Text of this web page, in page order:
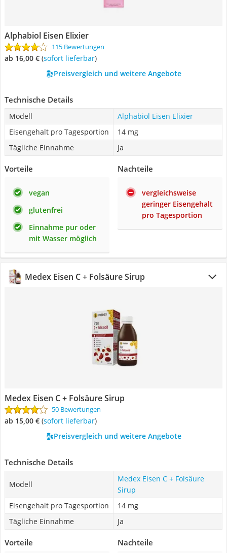
Alphabiol Eisen Elixier
115 Bewertungen
ab 16,00 € ( Sofort lieferbar)
Preisvergleich und weitere Angebote
Technische Details
Modell
Alphabiol Eisen Elixier
Eisengehalt pro Tagesportion
14 mg
Tägliche Einnahme
Ja
Vorteile
vegan
glutenfrei
Einnahme pur oder
mit Wasser möglich
Nachteile
vergleichsweise
geringer Eisengehalt
pro Tagesportion
Medex Eisen C + Folsäure Sirup
Medex Eisen C + Folsäure Sirup
50 Bewertungen
ab 15,00 € ( Sofort lieferbar)
Preisvergleich und weitere Angebote
Technische Details
Modell
Medex Eisen C + Folsäure
Sirup
Eisengehalt pro Tagesportion
14 mg
Tägliche Einnahme
Ja
Vorteile Nachteile